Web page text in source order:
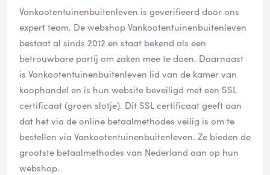
Vankootentuinenbuitenleven is geverifieerd door ons
expert team. De webshop Vankootentuinenbuitenleven
bestaat al sinds 2012 en staat bekend als een
betrouwbare partij om zaken mee te doen. Daarnaast
is Vankootentuinenbuitenleven lid van de kamer van
koophandel en is hun website beveiligd met een SSL
certificaat (groen slotje). Dit SSL certificaat geeft aan
dat het via de online betaalmethodes veilig is om te
bestellen via Vankootentuinenbuitenleven. Ze bieden de
grootste betaalmethodes van Nederland aan op hun
webshop.